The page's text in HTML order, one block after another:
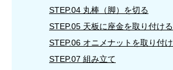
STEP.04 丸棒（脚）を切る
STEP.05 天板に座金を取り付ける
STEP.06 オニメナットを取り付
STEP.07 組み立て